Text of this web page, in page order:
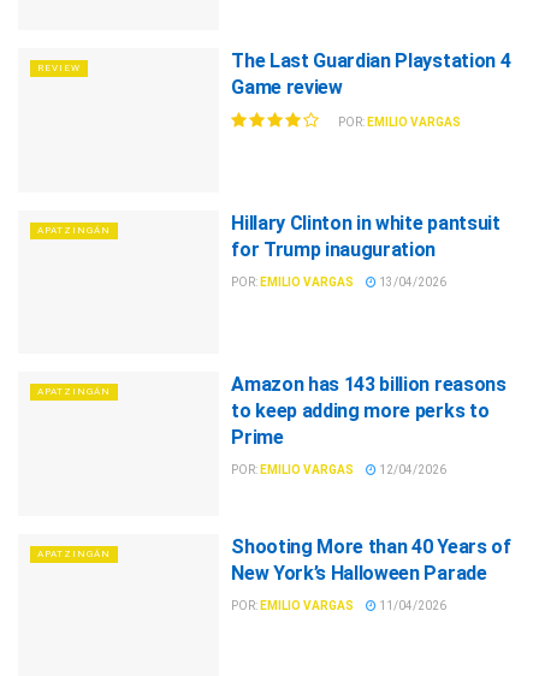
REVIEW
The Last Guardian Playstation 4
Game review
POR: EMILIO VARGAS
APATZINGÁN
Hillary Clinton in white pantsuit
for Trump inauguration
POR: EMILIO VARGAS 13/04/2026
APATZINGÁN
Amazon has 143 billion reasons
to keep adding more perks to
Prime
POR: EMILIO VARGAS 12/04/2026
APATZINGÁN
Shooting More than 40 Years of
New York’s Halloween Parade
POR: EMILIO VARGAS 11/04/2026